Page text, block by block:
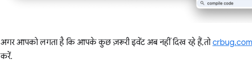
अगर आपको लगता है कि आपके कुछ ज़रूरी इवेंट अब नहीं दिख रहे हैं, तो
करें.